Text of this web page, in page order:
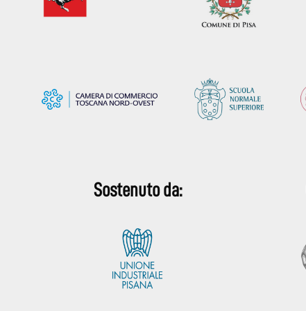
Sostenuto da: